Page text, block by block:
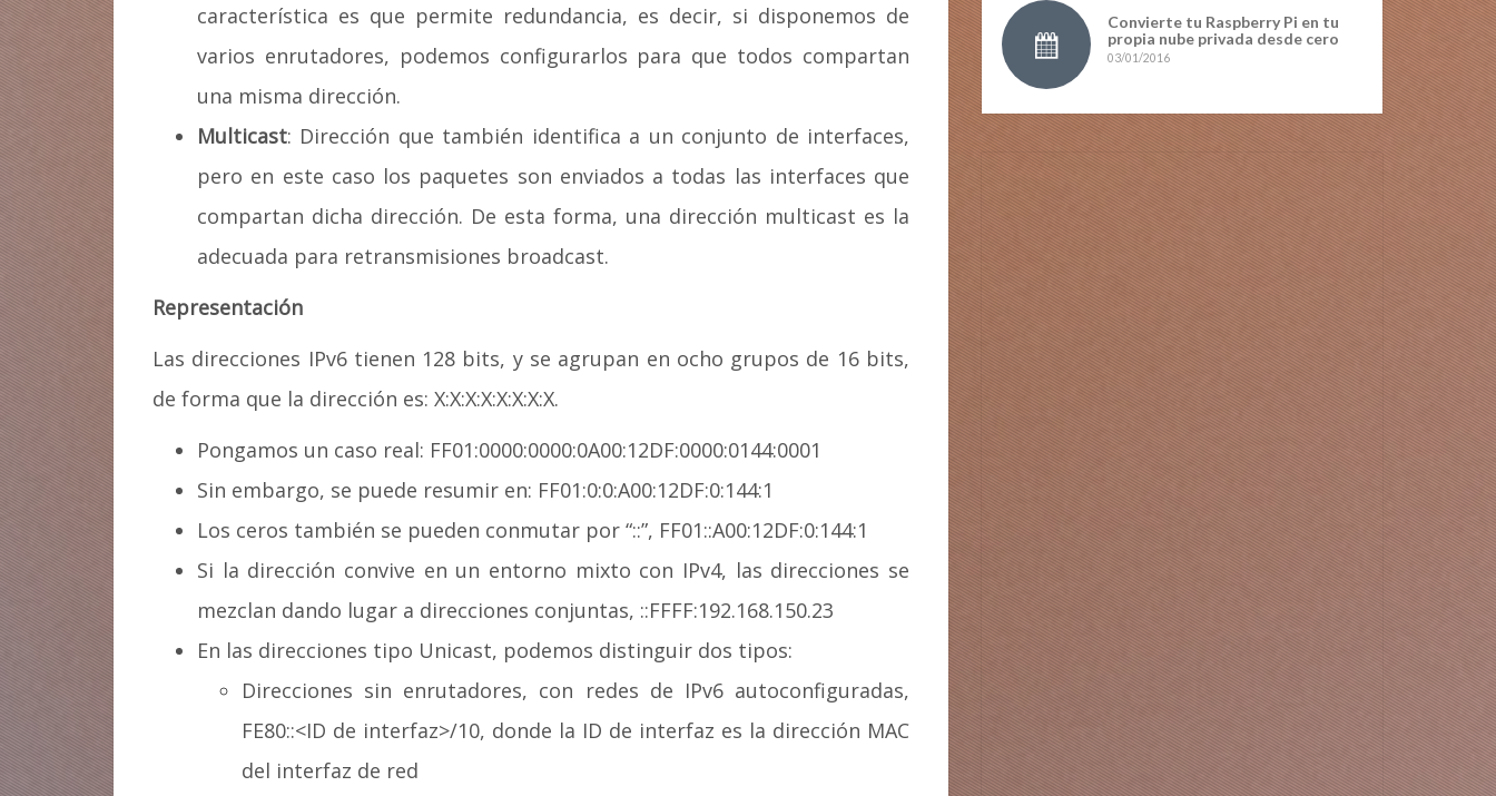
característica es que permite redundancia, es decir, si disponemos de
varios enrutadores, podemos configurarlos para que todos compartan
una misma dirección.
Multicast: Dirección que también identifica a un conjunto de interfaces,
pero en este caso los paquetes son enviados a todas las interfaces que
compartan dicha dirección. De esta forma, una dirección multicast es la
adecuada para retransmisiones broadcast.
Representación
Las direcciones IPv6 tienen 128 bits, y se agrupan en ocho grupos de 16 bits,
de forma que la dirección es: X:X:X:X:X:X:X:X.
Pongamos un caso real: FF01:0000:0000:0A00:12DF:0000:0144:0001
Sin embargo, se puede resumir en: FF01:0:0:A00:12DF:0:144:1
Los ceros también se pueden conmutar por “::”, FF01::A00:12DF:0:144:1
Si la dirección convive en un entorno mixto con IPv4, las direcciones se
mezclan dando lugar a direcciones conjuntas, ::FFFF:192.168.150.23
En las direcciones tipo Unicast, podemos distinguir dos tipos:
Direcciones sin enrutadores, con redes de IPv6 autoconfiguradas,
FE80::<ID de interfaz>/10, donde la ID de interfaz es la dirección MAC
del interfaz de red
Convierte tu Raspberry Pi en tu
propia nube privada desde cero
03/01/2016